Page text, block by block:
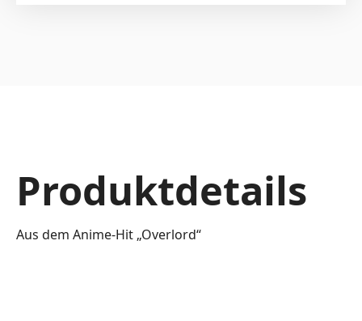
Produktdetails
Aus dem Anime-Hit „Overlord“